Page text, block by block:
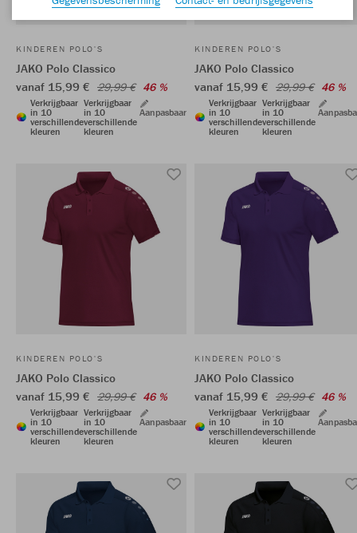
KINDEREN POLO'S
JAKO Polo Classico
vanaf 15,99 € 29,99 € 46 %
Verkrijgbaar
in 10
verschillende
kleuren
Verkrijgbaar
in 10
verschillende
kleuren
Aanpasbaar
KINDEREN POLO'S
JAKO Polo Classico
vanaf 15,99 € 29,99 € 46 %
Verkrijgbaar
in 10
verschillende
kleuren
Verkrijgbaar
in 10
verschillende
kleuren
KINDEREN POLO'S
JAKO Polo Classico
vanaf 15,99 € 29,99 € 46 %
Verkrijgbaar
in 10
verschillende
kleuren
Verkrijgbaar
in 10
verschillende
kleuren
Aanpasbaar
KINDEREN POLO'S
JAKO Polo Classico
vanaf 15,99 € 29,99 € 46 %
Verkrijgbaar
in 10
verschillende
kleuren
Verkrijgbaar
in 10
verschillende
kleuren